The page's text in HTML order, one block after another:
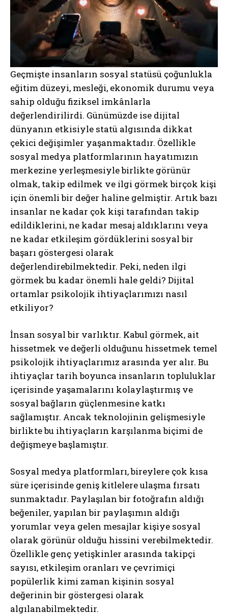
Geçmişte insanların sosyal statüsü çoğunlukla
eğitim düzeyi, mesleği, ekonomik durumu veya
sahip olduğu fiziksel imkânlarla
değerlendirilirdi. Günümüzde ise dijital
dünyanın etkisiyle statü algısında dikkat
çekici değişimler yaşanmaktadır. Özellikle
sosyal medya platformlarının hayatımızın
merkezine yerleşmesiyle birlikte görünür
olmak, takip edilmek ve ilgi görmek birçok kişi
için önemli bir değer haline gelmiştir. Artık bazı
insanlar ne kadar çok kişi tarafından takip
edildiklerini, ne kadar mesaj aldıklarını veya
ne kadar etkileşim gördüklerini sosyal bir
başarı göstergesi olarak
değerlendirebilmektedir. Peki, neden ilgi
görmek bu kadar önemli hale geldi? Dijital
ortamlar psikolojik ihtiyaçlarımızı nasıl
etkiliyor?
İnsan sosyal bir varlıktır. Kabul görmek, ait
hissetmek ve değerli olduğunu hissetmek temel
psikolojik ihtiyaçlarımız arasında yer alır. Bu
ihtiyaçlar tarih boyunca insanların topluluklar
içerisinde yaşamalarını kolaylaştırmış ve
sosyal bağların güçlenmesine katkı
sağlamıştır. Ancak teknolojinin gelişmesiyle
birlikte bu ihtiyaçların karşılanma biçimi de
değişmeye başlamıştır.
Sosyal medya platformları, bireylere çok kısa
süre içerisinde geniş kitlelere ulaşma fırsatı
sunmaktadır. Paylaşılan bir fotoğrafın aldığı
beğeniler, yapılan bir paylaşımın aldığı
yorumlar veya gelen mesajlar kişiye sosyal
olarak görünür olduğu hissini verebilmektedir.
Özellikle genç yetişkinler arasında takipçi
sayısı, etkileşim oranları ve çevrimiçi
popülerlik kimi zaman kişinin sosyal
değerinin bir göstergesi olarak
algılanabilmektedir.